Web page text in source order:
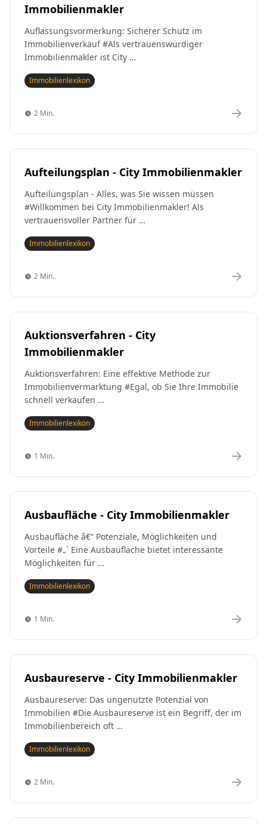
Immobilienmakler
Auflassungsvormerkung: Sicherer Schutz im
Immobilienverkauf #Als vertrauenswürdiger
Immobilienmakler ist City …
Immobilienlexikon
2 Min.
Aufteilungsplan - City Immobilienmakler
Aufteilungsplan - Alles, was Sie wissen müssen
#Willkommen bei City Immobilienmakler! Als
vertrauensvoller Partner für …
Immobilienlexikon
2 Min.
Auktionsverfahren - City
Immobilienmakler
Auktionsverfahren: Eine effektive Methode zur
Immobilienvermarktung #Egal, ob Sie Ihre Immobilie
schnell verkaufen …
Immobilienlexikon
1 Min.
Ausbaufläche - City Immobilienmakler
Ausbaufläche â€“ Potenziale, Möglichkeiten und
Vorteile #„` Eine Ausbaufläche bietet interessante
Möglichkeiten für …
Immobilienlexikon
1 Min.
Ausbaureserve - City Immobilienmakler
Ausbaureserve: Das ungenutzte Potenzial von
Immobilien #Die Ausbaureserve ist ein Begriff, der im
Immobilienbereich oft …
Immobilienlexikon
2 Min.